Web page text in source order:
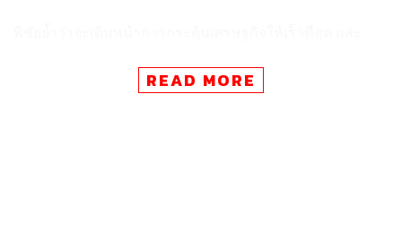
ครบ​ และเมื่อดูรายชื่อแล้ววันนี้ได้ประมาณ 14.2 ล้านบาท
เศษๆ​ งบประมาณ 1.4 แสนกว่าล้าน​บาท แล้ววันนี้เราได้เช็ก
READ MORE